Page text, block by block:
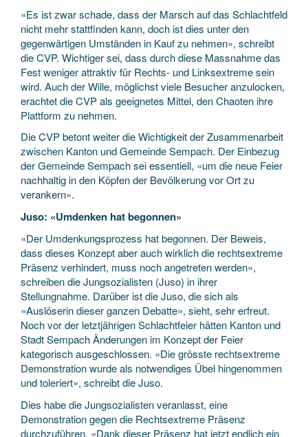
«Es ist zwar schade, dass der Marsch auf das Schlachtfeld
nicht mehr stattfinden kann, doch ist dies unter den
gegenwärtigen Umständen in Kauf zu nehmen», schreibt
die CVP. Wichtiger sei, dass durch diese Massnahme das
Fest weniger attraktiv für Rechts- und Linksextreme sein
wird. Auch der Wille, möglichst viele Besucher anzulocken,
erachtet die CVP als geeignetes Mittel, den Chaoten ihre
Plattform zu nehmen.
Die CVP betont weiter die Wichtigkeit der Zusammenarbeit
zwischen Kanton und Gemeinde Sempach. Der Einbezug
der Gemeinde Sempach sei essentiell, «um die neue Feier
nachhaltig in den Köpfen der Bevölkerung vor Ort zu
verankern».
Juso: «Umdenken hat begonnen»
«Der Umdenkungsprozess hat begonnen. Der Beweis,
dass dieses Konzept aber auch wirklich die rechtsextreme
Präsenz verhindert, muss noch angetreten werden»,
schreiben die Jungsozialisten (Juso) in ihrer
Stellungnahme. Darüber ist die Juso, die sich als
«Auslöserin dieser ganzen Debatte», sieht, sehr erfreut.
Noch vor der letztjährigen Schlachtfeier hätten Kanton und
Stadt Sempach Änderungen im Konzept der Feier
kategorisch ausgeschlossen. «Die grösste rechtsextreme
Demonstration wurde als notwendiges Übel hingenommen
und toleriert», schreibt die Juso.
Dies habe die Jungsozialisten veranlasst, eine
Demonstration gegen die Rechtsextreme Präsenz
durchzuführen. «Dank dieser Präsenz hat jetzt endlich ein